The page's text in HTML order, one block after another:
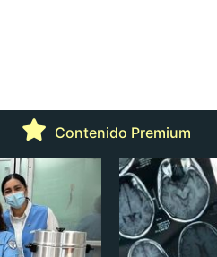
Contenido Premium